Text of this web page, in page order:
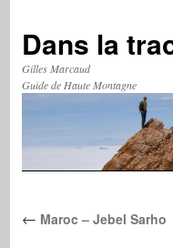
contenu
Dans la
Gilles Marcaud
Guide de Haute Montagne
← Maroc – Jebel Sarho